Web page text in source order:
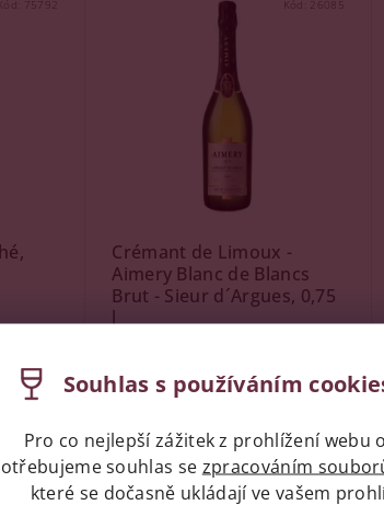
75792 Kód: 26085
Crémant de Limoux -
Aimery Blanc de Blancs
Brut - Sieur d´Argues, 0,75
l
Značka: Sieur d´Argues
479 Kč
Souhlas s používáním
Pro co nejlepší zážitek z prohlížení webu
souhlas se zpracováním
které se dočasně ukládají ve vašem